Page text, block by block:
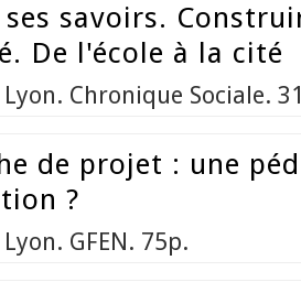
savoirs.
De l'école à la cité
Lyon. Chronique Sociale.
de projet : une
?
GFEN. 75p.